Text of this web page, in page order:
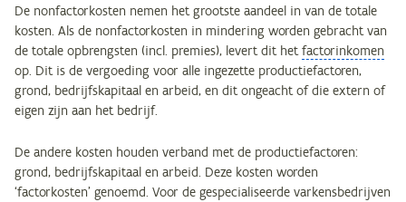
De nonfactorkosten nemen het grootste aandeel in van de totale
kosten. Als de nonfactorkosten in mindering worden gebracht van
de totale opbrengsten (incl. premies), levert dit hetfactorinkomen
op. Dit is de vergoeding voor alle ingezette productiefactoren,
grond, bedrijfskapitaal en arbeid, en dit ongeacht of die extern of
eigen zijn aan het bedrijf.
De andere kosten houden verband met de productiefactoren:
grond, bedrijfskapitaal en arbeid. Deze kosten worden
‘factorkosten’ genoemd. Voor de gespecialiseerde varkensbedrijven